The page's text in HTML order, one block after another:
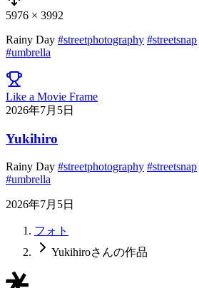
5976 × 3992
Rainy Day #streetphotography #streetsnap
#umbrella
Like a Movie Frame
2026年7月5日
Yukihiro
Rainy Day #streetphotography #streetsnap
#umbrella
2026年7月5日
フォト
Yukihiroさんの作品